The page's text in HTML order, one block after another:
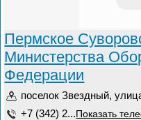
Пермское
Министерства
Федерации
поселок Звездный,
+7 (342) 2... Показать